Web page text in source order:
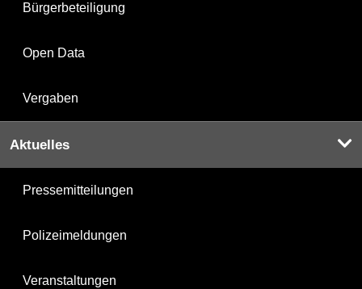
Bürgerbeteiligung
Open Data
Vergaben
Aktuelles
Pressemitteilungen
Polizeimeldungen
Veranstaltungen